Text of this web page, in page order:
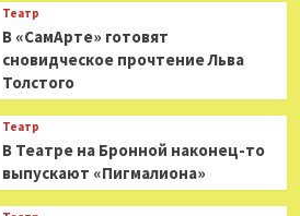
Театр
В «СамАрте» готовят
сновидческое прочтение Льва
Толстого
Театр
В Театре на Бронной наконец-то
выпускают «Пигмалиона»